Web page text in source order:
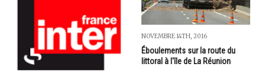
NOVEMBRE 14TH, 2016
Éboulements sur la route du
littoral à l'île de La Réunion